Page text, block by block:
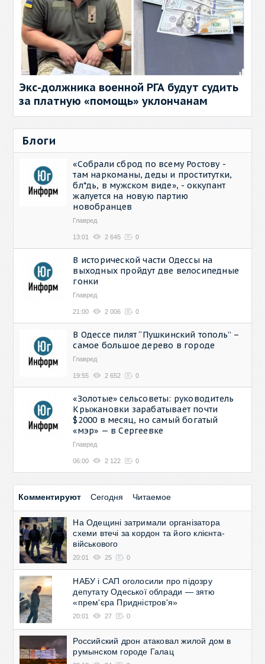
Экс-должника военной РГА будут судить
за платную «помощь» уклончанам
Блоги
«Собрали сброд по всему Ростову -
там наркоманы, деды и проститутки,
бл*дь, в мужском виде», - оккупант
жалуется на новую партию
новобранцев
Главред
13:01 2 645 0
В исторической части Одессы на
выходных пройдут две велосипедные
гонки
Главред
21:00 2 006 0
В Одессе пилят “Пушкинский тополь” –
самое большое дерево в городе
Главред
19:55 2 652 0
«Золотые» сельсоветы: руководитель
Крыжановки зарабатывает почти
$2000 в месяц, но самый богатый
«мэр» — в Сергеевке
Главред
06:00 2 122 0
Комментируют Сегодня Читаемое
На Одещині затримали організатора
схеми втечі за кордон та його клієнта-
військового
20:01 25 0
НАБУ і САП оголосили про підозру
депутату Одеської облради — зятю
«прем'єра Придністров'я»
20:01 27 0
Российский дрон атаковал жилой дом в
румынском городе Галац